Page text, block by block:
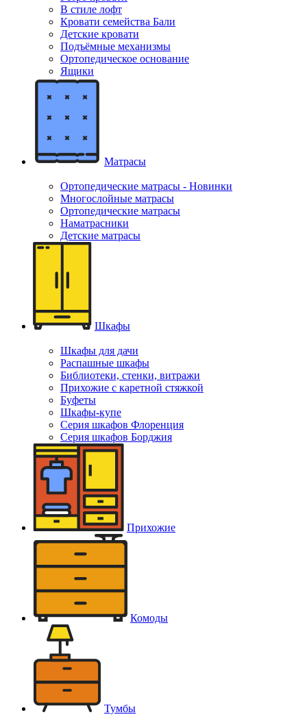
В стиле лофт
Кровати семейства Бали
Детские кровати
Подъёмные механизмы
Ортопедическое основание
Ящики
Матрасы
Ортопедические матрасы - Новинки
Многослойные матрасы
Ортопедические матрасы
Наматрасники
Детские матрасы
Шкафы
Шкафы для дачи
Распашные шкафы
Библиотеки, стенки, витражи
Прихожие с каретной стяжкой
Буфеты
Шкафы-купе
Серия шкафов Флоренция
Серия шкафов Борджия
Прихожие
Комоды
Тумбы